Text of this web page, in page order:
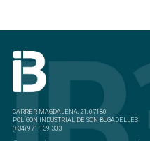
CARRER MAGDALENA, 21, 07180
POLÍGON INDUSTRIAL DE SON BUGADELLES
(+34) 971 139 333